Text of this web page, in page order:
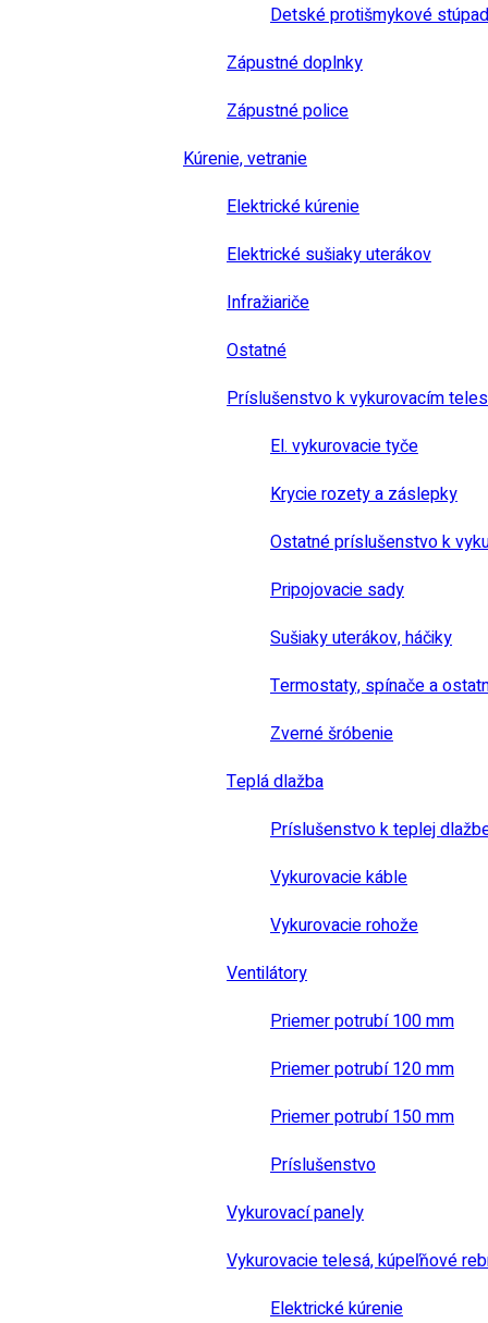
Detské protišmykové
Zápustné doplnky
Zápustné police
Kúrenie, vetranie
Elektrické kúrenie
Elektrické sušiaky uterákov
Infražiariče
Ostatné
Príslušenstvo k vykurovacím
El. vykurovacie tyče
Krycie rozety a záslepky
Ostatné príslušenstvo k
Pripojovacie sady
Sušiaky uterákov, háčiky
Termostaty, spínače a
Zverné šróbenie
Teplá dlažba
Príslušenstvo k teplej
Vykurovacie káble
Vykurovacie rohože
Ventilátory
Priemer potrubí 100 mm
Priemer potrubí 120 mm
Priemer potrubí 150 mm
Príslušenstvo
Vykurovací panely
Vykurovacie telesá, kúpeľňové
Elektrické kúrenie